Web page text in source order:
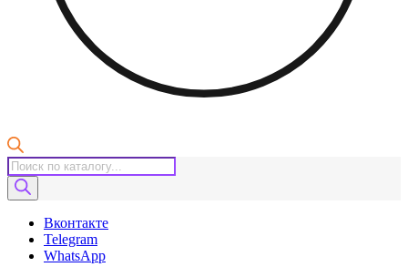
Поиск
товаров
Вконтакте
Telegram
WhatsApp